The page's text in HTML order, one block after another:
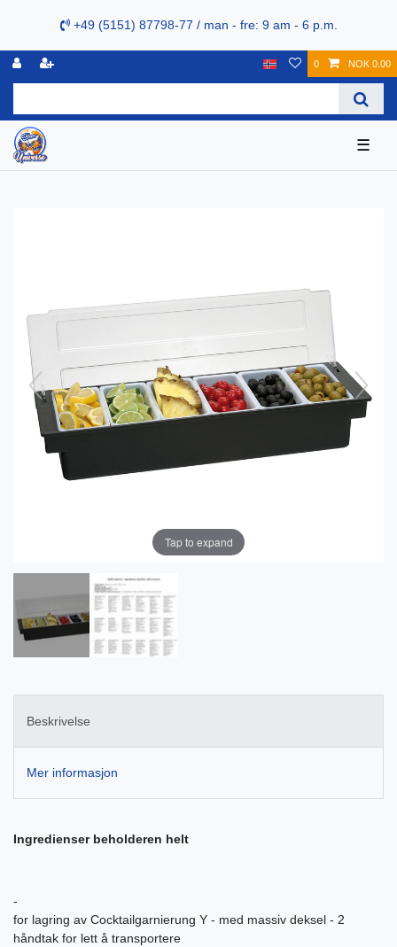
+49 (5151) 87798-77 / man - fre: 9 am - 6 p.m.
0 NOK 0.00
☰
Tap to expand
Beskrivelse
Mer informasjon
Ingredienser beholderen helt
-
for lagring av Cocktailgarnierung Y - med massiv deksel - 2
håndtak for lett å transportere